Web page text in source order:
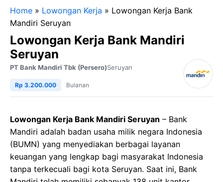
Home » Lowongan Kerja » Lowongan Kerja Bank
Mandiri Seruyan
Lowongan Kerja Bank Mandiri
Seruyan
PT Bank Mandiri Tbk (Persero)Seruyan
Rp 3.200.000 Bulanan
Lowongan Kerja Bank Mandiri Seruyan – Bank
Mandiri adalah badan usaha milik negara Indonesia
(BUMN) yang menyediakan berbagai layanan
keuangan yang lengkap bagi masyarakat Indonesia
tanpa terkecuali bagi kota Seruyan. Saat ini, Bank